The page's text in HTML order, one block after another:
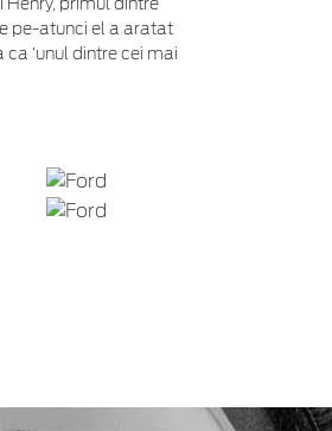
Henry, primul dintre
pe-atunci el a aratat
‘unul dintre cei mai